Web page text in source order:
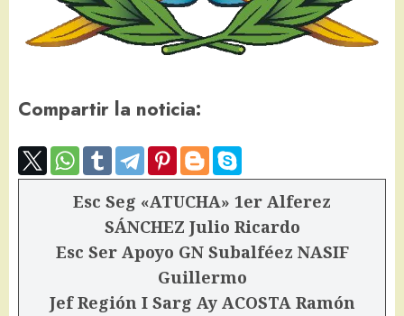
Compartir la noticia:
Esc Seg «ATUCHA» 1er Alferez
SÁNCHEZ Julio Ricardo
Esc Ser Apoyo GN Subalféez NASIF
Guillermo
Jef Región I Sarg Ay ACOSTA Ramón